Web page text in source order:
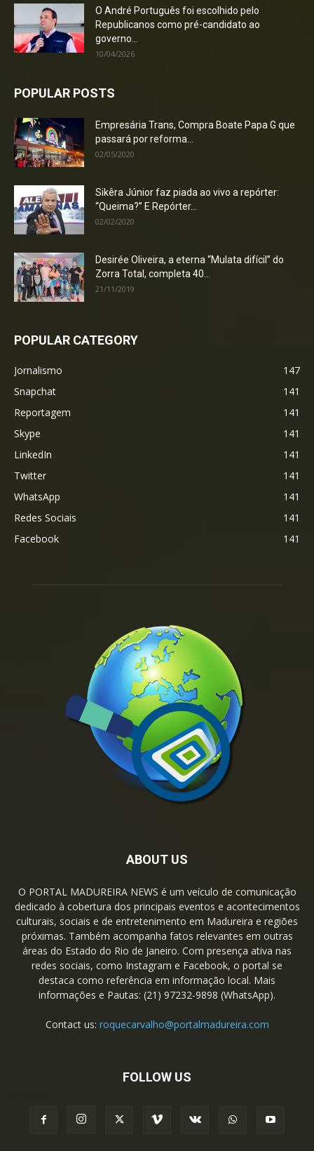
O André Português foi escolhido pelo
Republicanos como pré-candidato ao
governo...
10/04/2026
POPULAR POSTS
Empresária Trans, Compra Boate Papa G que
passará por reforma...
02/05/2020
Sikêra Júnior faz piada ao vivo a repórter:
“Queima?” E Repórter...
02/02/2020
Desirée Oliveira, a eterna “Mulata difícil” do
Zorra Total, completa 40...
21/11/2019
POPULAR CATEGORY
Jornalismo
147
Snapchat
141
Reportagem
141
Skype
141
LinkedIn
141
Twitter
141
WhatsApp
141
Redes Sociais
141
Facebook
141
ABOUT US
O PORTAL MADUREIRA NEWS é um veículo de comunicação
dedicado à cobertura dos principais eventos e acontecimentos
culturais, sociais e de entretenimento em Madureira e regiões
próximas. Também acompanha fatos relevantes em outras
áreas do Estado do Rio de Janeiro. Com presença ativa nas
redes sociais, como Instagram e Facebook, o portal se
destaca como referência em informação local. Mais
informações e Pautas: (21) 97232-9898 (WhatsApp).
Contact us: roquecarvalho@portalmadureira.com
FOLLOW US